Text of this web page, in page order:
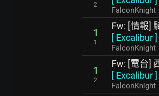
2
FalconKnight
1
1
Fw: [情報]
[ Excalibur]
FalconKnight
1
2
Fw: [電台]
[ Excalibur]
FalconKnight